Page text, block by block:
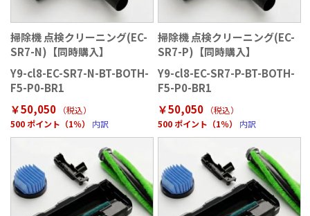
掃除機 点検クリーニング(EC-
SR7-N)【同時購入】
Y9-cl8-EC-SR7-N-BT-BOTH-
F5-P0-BR1
￥50,050
（税込）
500 ポイント（1％）
内訳
掃除機 点検クリーニング(EC-
SR7-P)【同時購入】
Y9-cl8-EC-SR7-P-BT-BOTH-
F5-P0-BR1
￥50,050
（税込）
500 ポイント（1％）
内訳